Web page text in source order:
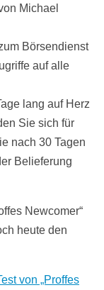
Michael
Börsendienst
auf alle
lang auf Herz
Sie sich für
nach 30 Tagen
Belieferung
Newcomer“
heute den
von „Proffes